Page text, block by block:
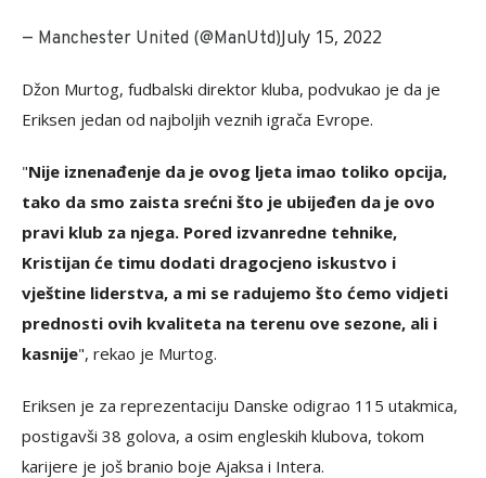
— Manchester United (@ManUtd)July 15, 2022
Džon Murtog, fudbalski direktor kluba, podvukao je da je
Eriksen jedan od najboljih veznih igrača Evrope.
"Nije iznenađenje da je ovog ljeta imao toliko opcija,
tako da smo zaista srećni što je ubijeđen da je ovo
pravi klub za njega. Pored izvanredne tehnike,
Kristijan će timu dodati dragocjeno iskustvo i
vještine liderstva, a mi se radujemo što ćemo vidjeti
prednosti ovih kvaliteta na terenu ove sezone, ali i
kasnije", rekao je Murtog.
Eriksen je za reprezentaciju Danske odigrao 115 utakmica,
postigavši 38 golova, a osim engleskih klubova, tokom
karijere je još branio boje Ajaksa i Intera.